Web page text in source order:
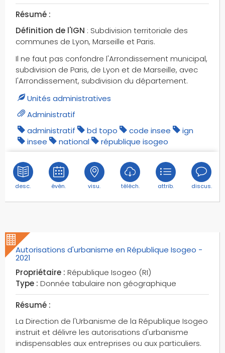
fleurs
fleuves
fontaines
fontaines albien
fontaines arceau
fontaines bois
fontaines millénaire
fontaines point d'eau
fontaines pétillante
fontaines totem
fontaines wallace
football
forêts
forêts publiques
funiculaires
gares frets
gares maritimes
gares routières
gares téléphériques
gares voyageurs
gares voyageurs et frets
Résumé :
Définition de l'IGN : Subdivision territoriale des
communes de Lyon, Marseille et Paris.
Il ne faut pas confondre l'Arrondissement municipal,
subdivision de Paris, de Lyon et de Marseille, avec
l'Arrondissement, subdivision du département.
Unités administratives
Administratif
administratif
bd topo code insee
ign
insee
national république isogeo
desc. évén. visu. téléch. attrib. discus.
Autorisations d'urbanisme en République Isogeo -
2021
Propriétaire : République Isogeo (RI)
Type : Donnée tabulaire non géographique
Résumé :
La Direction de l'Urbanisme de la République Isogeo
instruit et délivre les autorisations d'urbanisme
indispensables aux entreprises ou aux particuliers.